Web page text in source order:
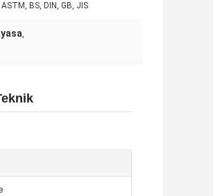
ASTM, BS, DIN, GB, JIS
,